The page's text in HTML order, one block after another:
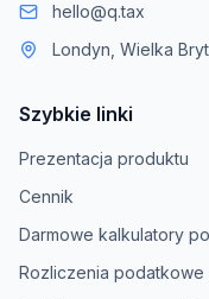
hello@q.tax
Londyn, Wielka
Szybkie linki
Prezentacja produktu
Cennik
Darmowe kalkulatory
Rozliczenia